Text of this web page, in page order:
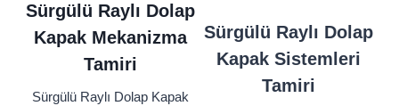
Sürgülü Raylı Dolap
Kapak Mekanizma
Tamiri
Sürgülü Raylı Dolap Kapak
Sürgülü Raylı Dolap
Kapak Sistemleri
Tamiri